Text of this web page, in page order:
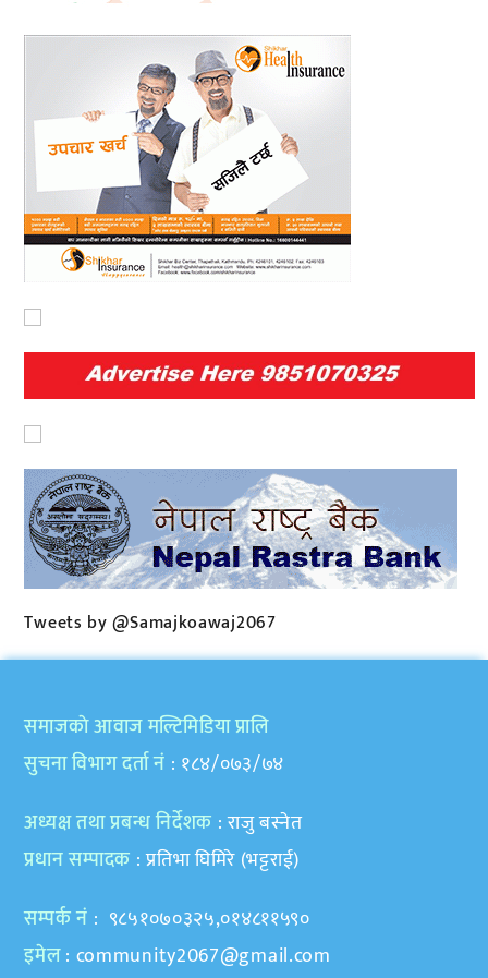
Tweets by @Samajkoawaj2067
समाजकाे आवाज मल्टिमिडिया प्रालि
सुचना विभाग दर्ता नं : १८४/०७३/७४
अध्यक्ष तथा प्रबन्ध निर्देशक : राजु बस्नेत
प्रधान सम्पादक : प्रतिभा घिमिरे (भट्टराई)
सम्पर्क नं : ९८५१०७०३२५,०१४८११५९०
इमेल: community2067@gmail.com